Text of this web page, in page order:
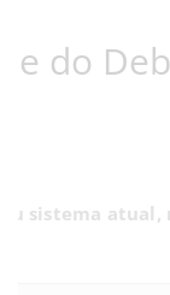
do
sistema atual,